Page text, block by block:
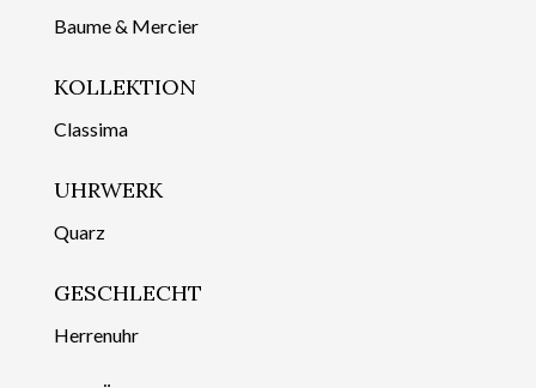
Baume & Mercier
KOLLEKTION
Classima
UHRWERK
Quarz
GESCHLECHT
Herrenuhr